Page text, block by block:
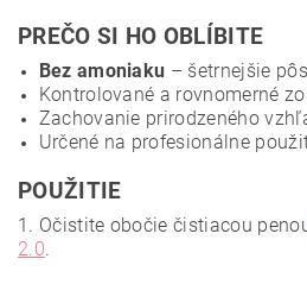
PREČO SI HO OBLÍBITE
Bez amoniaku – šetrnejšie
Kontrolované a rovnomerné
Zachovanie prirodzeného
Určené na profesionálne
POUŽITIE
1. Očistite obočie čistiacou
2.0.